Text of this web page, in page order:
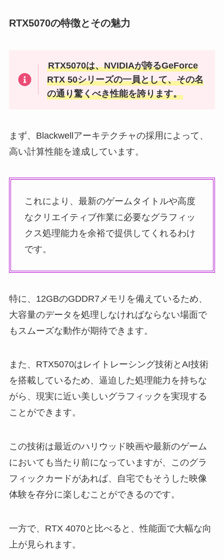
RTX5070の特徴とその魅力
RTX5070は、NVIDIAが誇るGeForce
RTX 50シリーズの一員として、その名
の通り驚くべき性能を誇ります。
まず、Blackwellアーキテクチャの採用によって、
高い計算性能を達成しています。
これにより、最新のゲームタイトルや高度
なクリエイティブ作業に必要なグラフィッ
クス処理能力を余裕で提供してくれるわけ
です。
特に、12GBのGDDR7メモリを備えているため、
大容量のデータを処理しなければならない場面で
もスムーズな動作が期待できます。
また、RTX5070はレイトレーシング技術とAI技術
を搭載しているため、逼迫した処理能力を持ちな
がら、現実に近い美しいグラフィックを実現する
ことができます。
この技術は最近のハリウッド映画や最新のゲーム
においても当たり前になっていますが、このグラ
フィックカードがあれば、自宅でもそうした映像
体験を存分に楽しむことができるのです。
一方で、RTX 4070と比べると、性能面で大幅な向
上が見られます。